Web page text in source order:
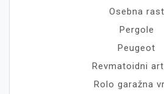
Osebna rast
Pergole
Peugeot
Revmatoidni
Rolo garažna